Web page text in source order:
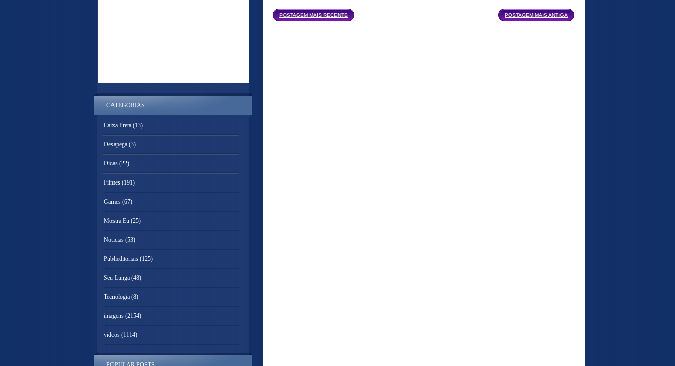
POSTAGEM MAIS RECENTE POSTAGEM MAIS ANTIGA
CATEGORIAS
Caixa Preta (13)
Desapega (3)
Dicas (22)
Filmes (191)
Games (67)
Mostra Eu (25)
Noticias (53)
Publieditoriais (125)
Seu Lunga (48)
Tecnologia (8)
imagens (2154)
videos (1114)